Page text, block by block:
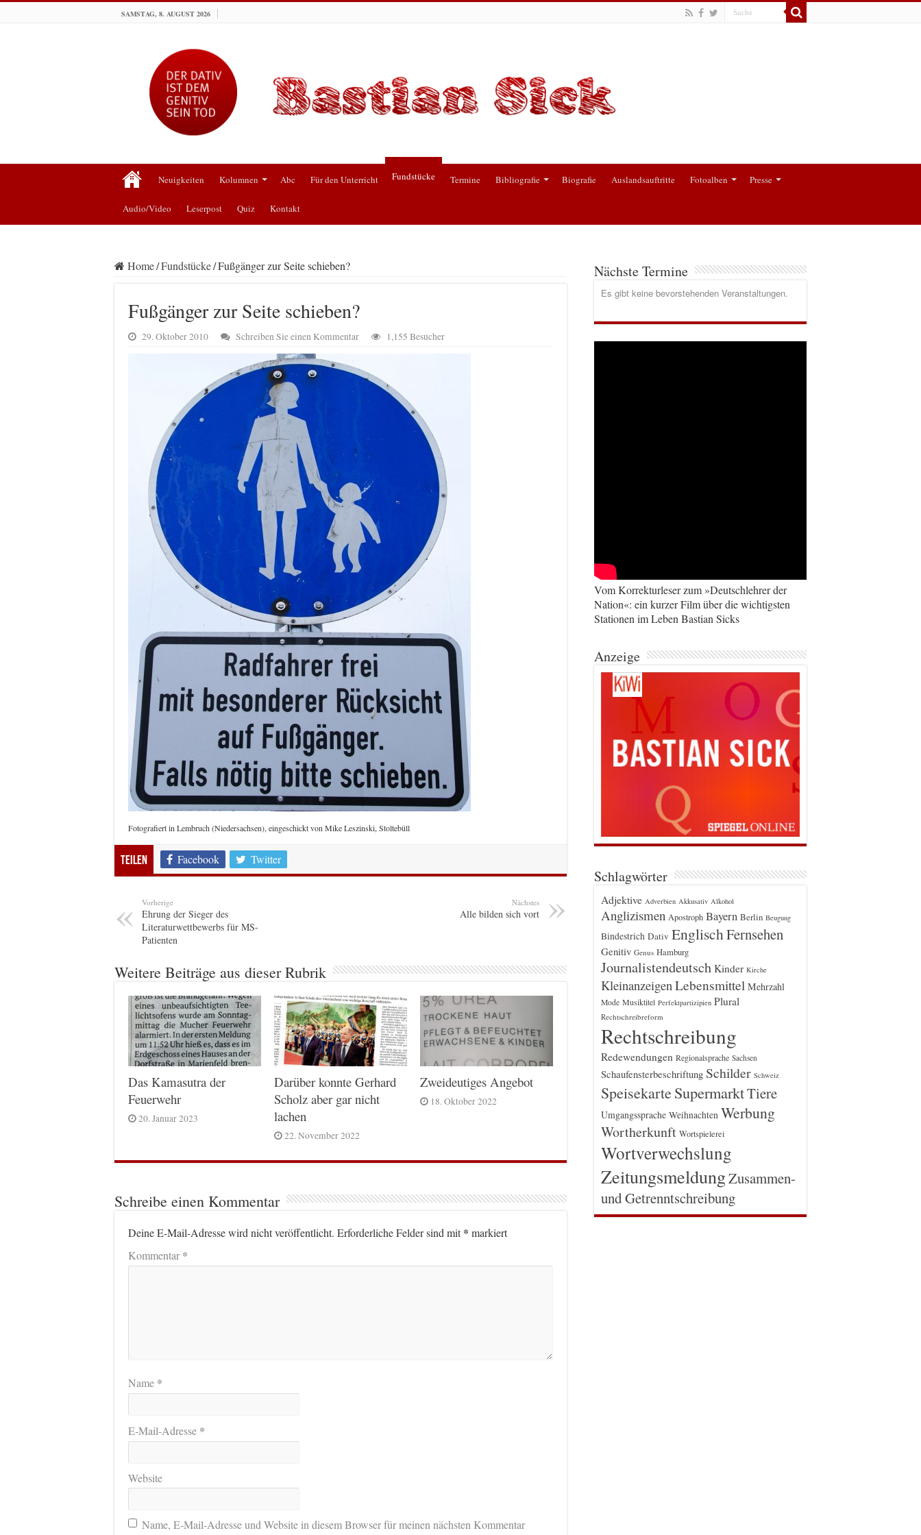
SAMSTAG, 8. AUGUST 2026
Neuigkeiten Kolumnen Abc Für den Unterricht Fundstücke Termine Bibliografie Biografie Auslandsauftritte Fotoalben Presse
Audio/Video Leserpost Quiz Kontakt
Home/Fundstücke/Fußgänger zur Seite schieben?
Fußgänger zur Seite schieben?
29. Oktober 2010 Schreiben Sie einen Kommentar 1,155 Besucher
Fotografiert in Lembruch (Niedersachsen), eingeschickt von Mike Leszinski, Stoltebüll
Teilen Facebook Twitter
Vorherige
Ehrung der Sieger des
Literaturwettbewerbs für MS-
Patienten
Nächstes
Alle bilden sich vort
Weitere Beiträge aus dieser Rubrik
Das Kamasutra der
Feuerwehr
20. Januar 2023
Darüber konnte Gerhard
Scholz aber gar nicht
lachen
22. November 2022
Zweideutiges Angebot
18. Oktober 2022
Schreibe einen Kommentar
Deine E-Mail-Adresse wird nicht veröffentlicht. Erforderliche Felder sind mit* markiert
Kommentar*
Name *
E-Mail-Adresse *
Website
Name, E-Mail-Adresse und Website in diesem Browser für meinen nächsten Kommentar
Nächste Termine
Es gibt keine bevorstehenden Veranstaltungen.
Vom Korrekturleser zum »Deutschlehrer der
Nation«: ein kurzer Film über die wichtigsten
Stationen im Leben Bastian Sicks
Anzeige
Schlagwörter
Adjektive Adverbien Akkusativ Alkohol
Anglizismen Apostroph Bayern Berlin Beugung
Bindestrich Dativ EnglischFernsehen
Genitiv Genus Hamburg
Journalistendeutsch Kinder Kirche
Kleinanzeigen Lebensmittel Mehrzahl
Mode Musiktitel Perfektpartizipien Plural
Rechtschreibreform
Rechtschreibung
Redewendungen Regionalsprache Sachsen
Schaufensterbeschriftung Schilder Schweiz
Speisekarte SupermarktTiere
Umgangssprache Weihnachten Werbung
Wortherkunft Wortspielerei
Wortverwechslung
ZeitungsmeldungZusammen-
und Getrenntschreibung